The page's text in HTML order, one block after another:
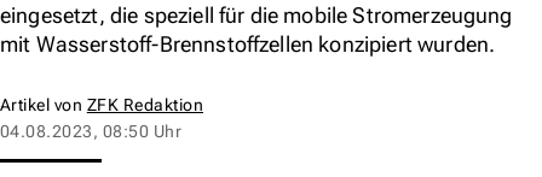
eingesetzt, die speziell für die mobile Stromerzeugung
mit Wasserstoff-Brennstoffzellen konzipiert wurden.
Artikel von ZFK Redaktion
04.08.2023, 08:50 Uhr